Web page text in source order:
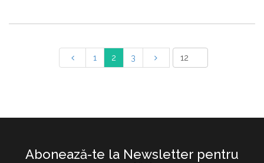
1 2 3
Abonează-te la Newsletter pentru